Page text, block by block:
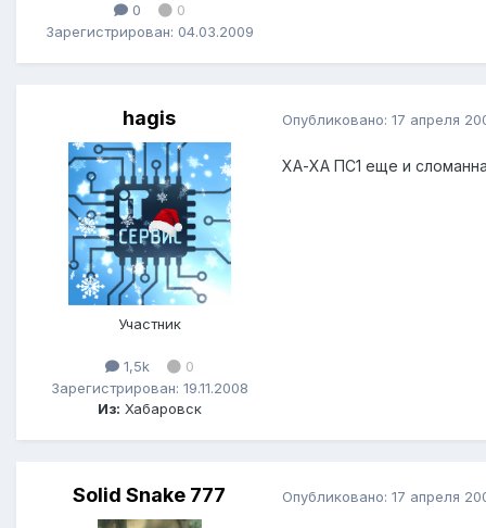
0
0
Зарегистрирован: 04.03.2009
hagis
Участник
1,5k
0
Зарегистрирован: 19.11.2008
Из: Хабаровск
Опубликовано: 17 апреля
ХА-ХА ПС1 еще и
Solid Snake 777 Опубликовано: 17 апреля